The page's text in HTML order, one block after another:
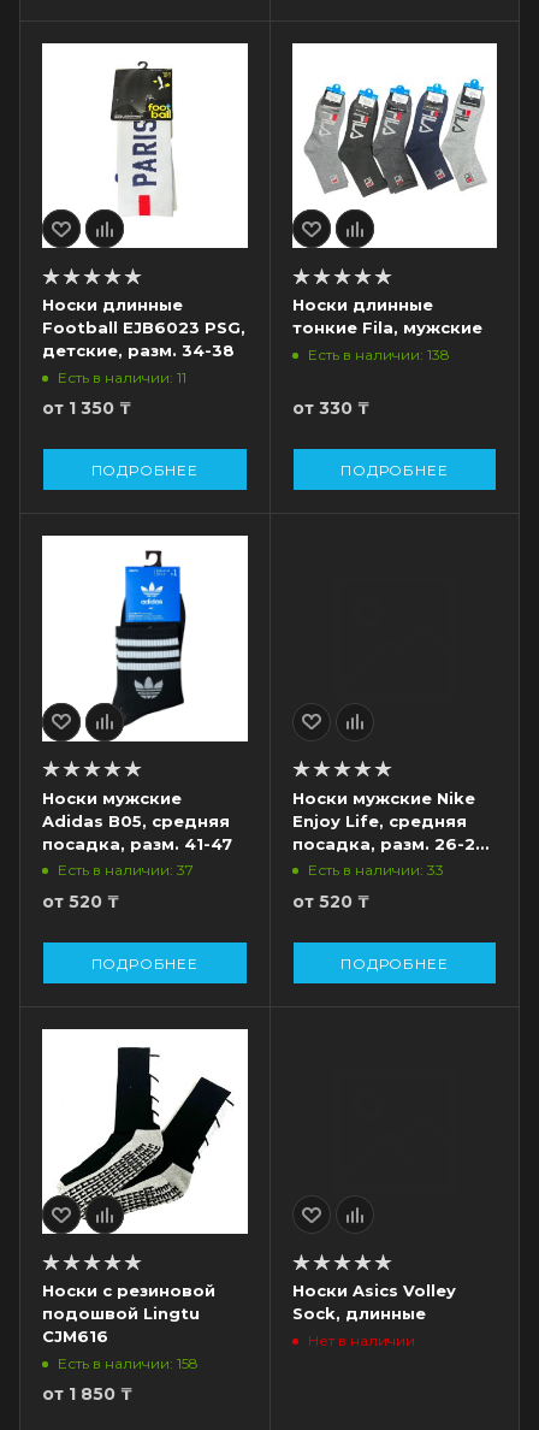
Носки длинные
Football EJB6023 PSG,
детские, разм. 34-38
Есть в наличии: 11
от 1 350 ₸
ПОДРОБНЕЕ
Носки длинные
тонкие Fila, мужские
Есть в наличии: 138
от 330 ₸
ПОДРОБНЕЕ
Носки мужские
Adidas B05, средняя
посадка, разм. 41-47
Есть в наличии: 37
от 520 ₸
ПОДРОБНЕЕ
Носки мужские Nike
Enjoy Life, средняя
посадка, разм. 26-28
смЕсть в наличии: 33
от 520 ₸
ПОДРОБНЕЕ
Носки с резиновой
подошвой Lingtu
CJM616
Есть в наличии: 158
от 1 850 ₸
Носки Asics Volley
Sock, длинные
Нет в наличии